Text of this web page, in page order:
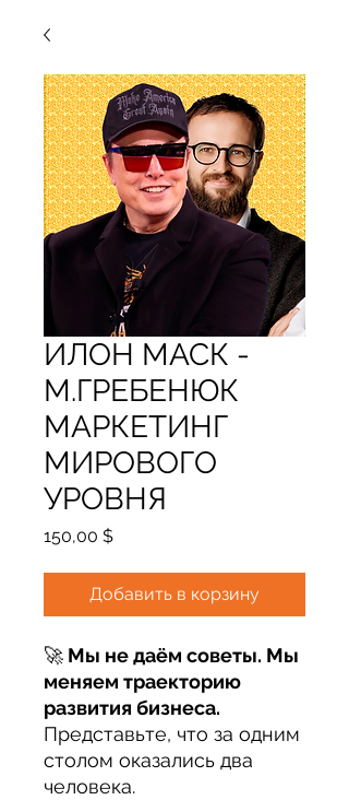
ИЛОН МАСК -
М.ГРЕБЕНЮК
МАРКЕТИНГ
МИРОВОГО
УРОВНЯ
150,00 $Цена
Добавить в корзину
🚀 Мы не даём советы. Мы
меняем траекторию
развития бизнеса.
Представьте, что за одним
столом оказались два
человека.